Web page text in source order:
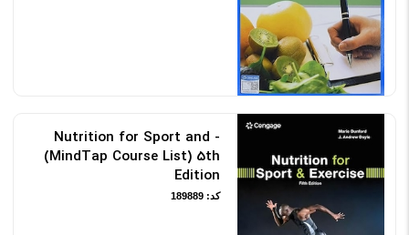
Nutrition for Sport and -
(MindTap Course List) 5th
Edition
کد: 189889